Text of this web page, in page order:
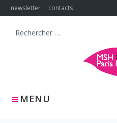
Skip
to
newsletter contacts
MENU
Search